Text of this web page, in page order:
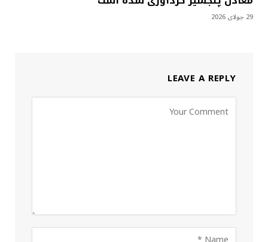
29 جولای 2026
LEAVE A REPLY